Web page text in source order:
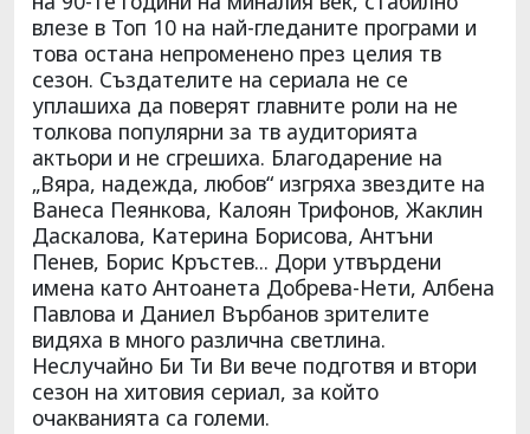
влезе в Топ 10 на най-гледаните програми и
това остана непроменено през целия тв
сезон. Създателите на сериала не се
уплашиха да поверят главните роли на не
толкова популярни за тв аудиторията
актьори и не сгрешиха. Благодарение на
„Вяра, надежда, любов“ изгряха звездите на
Ванеса Пеянкова, Калоян Трифонов, Жаклин
Даскалова, Катерина Борисова, Антъни
Пенев, Борис Кръстев... Дори утвърдени
имена като Антоанета Добрева-Нети, Албена
Павлова и Даниел Върбанов зрителите
видяха в много различна светлина.
Неслучайно Би Ти Ви вече подготвя и втори
сезон на хитовия сериал, за който
очакванията са големи.